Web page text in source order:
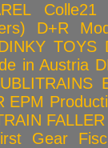
Colle21
D+R
TOYS
in Austria
EPM
FALLER
Gear